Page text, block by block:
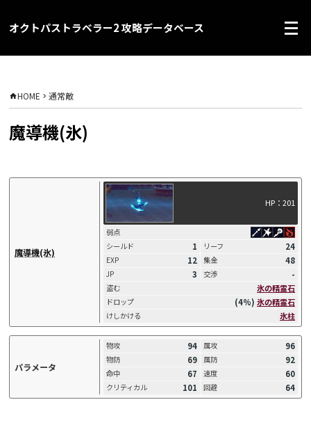
オクトパストラベラー2 攻略データベース
HOME 通常敵
魔導機(氷)
魔導機(氷)
HP：201
弱点
シールド
1 リーフ 24
EXP 12 集金 48
JP 3 交渉 -
盗む 氷の精霊石
ドロップ (4%) 氷の精霊石
けしかける 氷柱
パラメータ
物攻 94 属攻 96
物防 69 属防 92
命中 67 速度 60
クリティカル 101 回避 64